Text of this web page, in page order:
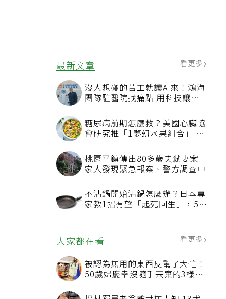
最新文章 看更多
沒人想碰的苦工就讓AI來！鴻海
團隊駐醫院找痛點 用科技讓醫
糖尿病前期怎麼救？美國心臟協
會研究推「1夢幻水果組合」 酪
桃園平鎮傳出80多歲夫弒妻案
家人發現緊急報案、警方調查中
不沾鍋開始沾鍋怎麼辦？日本專
家教1招有望「起死回生」，5情
大家都在看
被認為無用的東西反幫了大忙！
50歲婦慶幸沒隨手丟棄的3樣物